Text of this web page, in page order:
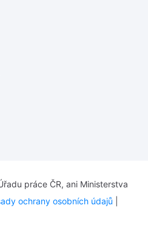
práce ČR, ani Ministerstva
ochrany osobních údajů